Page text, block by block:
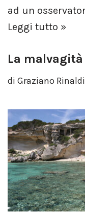
ad un
Leggi tutto »
La
di Graziano Rinaldi